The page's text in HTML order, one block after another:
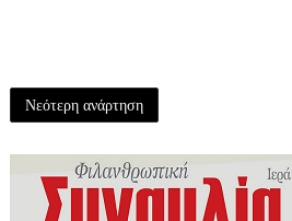
Νεότερη ανάρτηση